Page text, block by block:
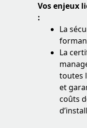
Vos enjeux
:
La
La
toutes
et
coûts